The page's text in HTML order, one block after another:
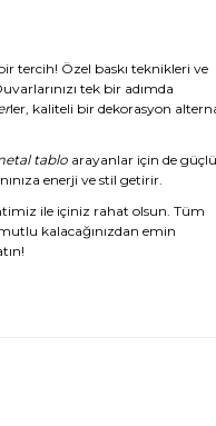
tercih! Özel baskı teknikleri ve
tek bir adımda
ler, kaliteli bir dekorasyon
tabloarayanlar için de
enerji ve stil getirir.
ile içiniz rahat olsun. Tüm
kalacağınızdan emin